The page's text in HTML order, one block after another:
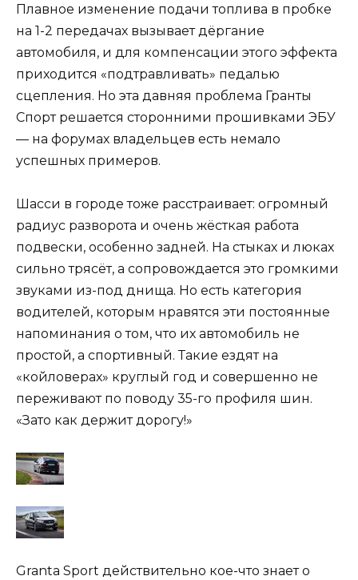
Плавное изменение подачи топлива в пробке
на 1-2 передачах вызывает дёргание
автомобиля, и для компенсации этого эффекта
приходится «подтравливать» педалью
сцепления. Но эта давняя проблема Гранты
Спорт решается сторонними прошивками ЭБУ
— на форумах владельцев есть немало
успешных примеров.
Шасси в городе тоже расстраивает: огромный
радиус разворота и очень жёсткая работа
подвески, особенно задней. На стыках и люках
сильно трясёт, а сопровождается это громкими
звуками из-под днища. Но есть категория
водителей, которым нравятся эти постоянные
напоминания о том, что их автомобиль не
простой, а спортивный. Такие ездят на
«койловерах» круглый год и совершенно не
переживают по поводу 35-го профиля шин.
«Зато как держит дорогу!»
Granta Sport действительно кое-что знает о